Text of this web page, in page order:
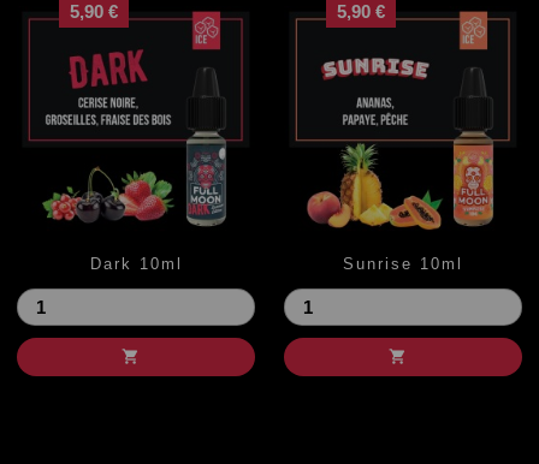
Dark 10ml
Prix
5,90 €

Sunrise 10ml
Prix
5,90 €
